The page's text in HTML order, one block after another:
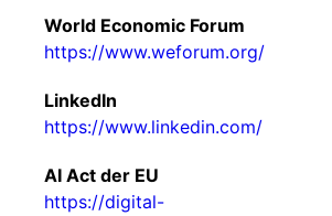
World Economic Forum
https://www.weforum.org/
LinkedIn
https://www.linkedin.com/
AI Act der EU
https://digital-